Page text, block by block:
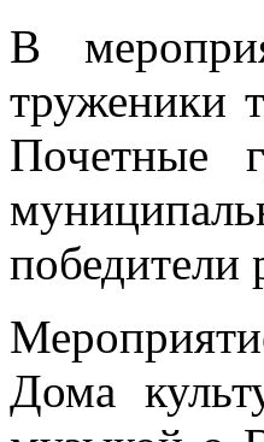
В
труженики
Почетные
победители
Дома